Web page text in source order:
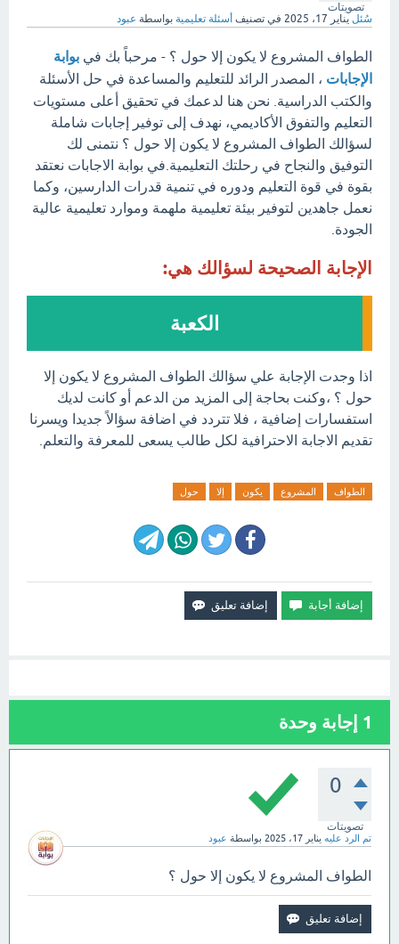
تصويتات
سُئل يناير 17، 2025 في تصنيف أسئلة تعليمية بواسطة عبود
الطواف المشروع لا يكون إلا حول ؟ - مرحباً بك في بوابة
الإجابات ، المصدر الرائد للتعليم والمساعدة في حل الأسئلة
والكتب الدراسية. نحن هنا لدعمك في تحقيق أعلى مستويات
التعليم والتفوق الأكاديمي، نهدف إلى توفير إجابات شاملة
لسؤالك الطواف المشروع لا يكون إلا حول ؟ نتمنى لك
التوفيق والنجاح في رحلتك التعليمية.في بوابة الاجابات نعتقد
بقوة في قوة التعليم ودوره في تنمية قدرات الدارسين، وكما
نعمل جاهدين لتوفير بيئة تعليمية ملهمة وموارد تعليمية عالية
الجودة.
الإجابة الصحيحة لسؤالك هي:
الكعبة
اذا وجدت الإجابة علي سؤالك الطواف المشروع لا يكون إلا
حول ؟ ،وكنت بحاجة إلى المزيد من الدعم أو كانت لديك
استفسارات إضافية ، فلا تتردد في اضافة سؤالاً جديدا ويسرنا
تقديم الاجابة الاحترافية لكل طالب يسعى للمعرفة والتعلم.
الطواف المشروع يكون إلا حول
1 إجابة وحدة
0
تصويتات
تم الرد عليه يناير 17، 2025 بواسطة عبود
الطواف المشروع لا يكون إلا حول ؟